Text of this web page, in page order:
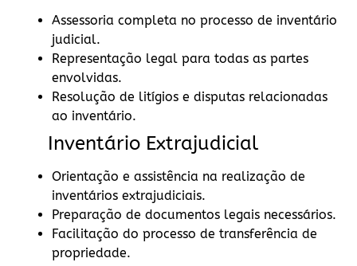
Assessoria completa no processo de inventário
judicial.
Representação legal para todas as partes
envolvidas.
Resolução de litígios e disputas relacionadas
ao inventário.
Inventário Extrajudicial
Orientação e assistência na realização de
inventários extrajudiciais.
Preparação de documentos legais necessários.
Facilitação do processo de transferência de
propriedade.